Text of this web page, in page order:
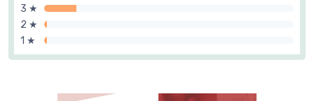
3 ★
2 ★
1 ★